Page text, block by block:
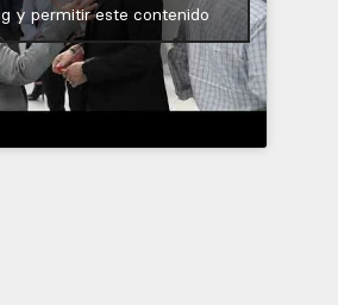
y permitir este contenido